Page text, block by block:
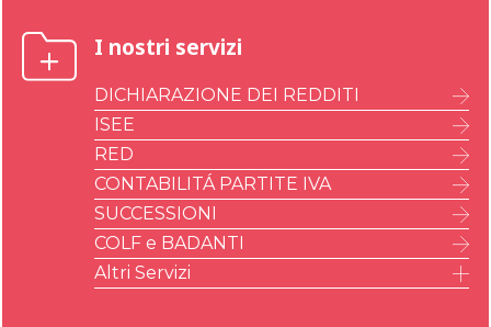
I nostri servizi
DICHIARAZIONE DEI REDDITI
ISEE
RED
CONTABILITÁ PARTITE IVA
SUCCESSIONI
COLF e BADANTI
Altri Servizi